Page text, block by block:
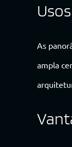
As
ampla